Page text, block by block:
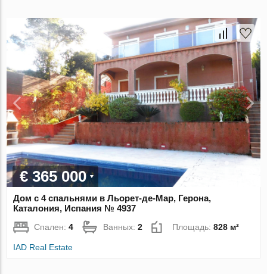
€ 365 000
Дом с 4 спальнями в Льорет-де-Мар, Герона,
Каталония, Испания № 4937
Спален:4 Ванных:2 Площадь:828 м²
IAD Real Estate